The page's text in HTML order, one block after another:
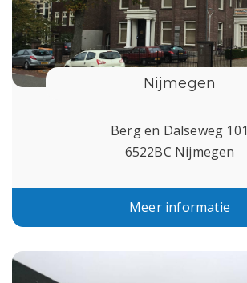
Nijmegen
Berg en Dalseweg 101
6522BC Nijmegen
Meer informatie